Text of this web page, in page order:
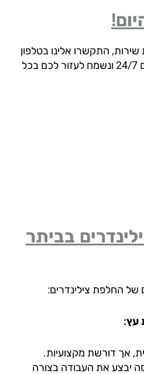
התקשרו אלינו בטלפון
050-8090-005. אנו זמינים 24/7 ונשמח לעזור לכם בכל
בביתר
צילינדרים:
דורשת מקצועיות.
את העבודה בצורה